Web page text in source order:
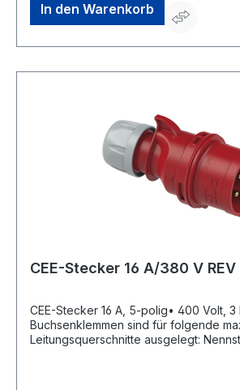
In den Warenkorb
CEE-Stecker 16 A/380 V REV
CEE-Stecker 16 A, 5-polig• 400 Volt, 3
Buchsenklemmen sind für folgende
Leitungsquerschnitte ausgelegt: Nennstrom